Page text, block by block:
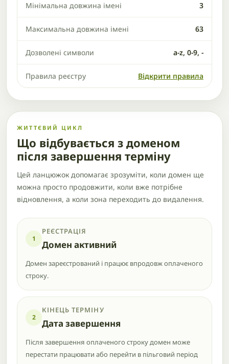
Мінімальна довжина імені 3
Максимальна довжина імені 63
Дозволені символи a-z, 0-9, -
Правила реєстру Відкрити правила
ЖИТТЄВИЙ ЦИКЛ
Що відбувається з доменом
після завершення терміну
Цей ланцюжок допомагає зрозуміти, коли домен ще
можна просто продовжити, коли вже потрібне
відновлення, а коли зона переходить до видалення.
1
РЕЄСТРАЦІЯ
Домен активний
Домен зареєстрований і працює впродовж оплаченого
строку.
2
КІНЕЦЬ ТЕРМІНУ
Дата завершення
Після завершення оплаченого строку домен може
перестати працювати або перейти в пільговий період